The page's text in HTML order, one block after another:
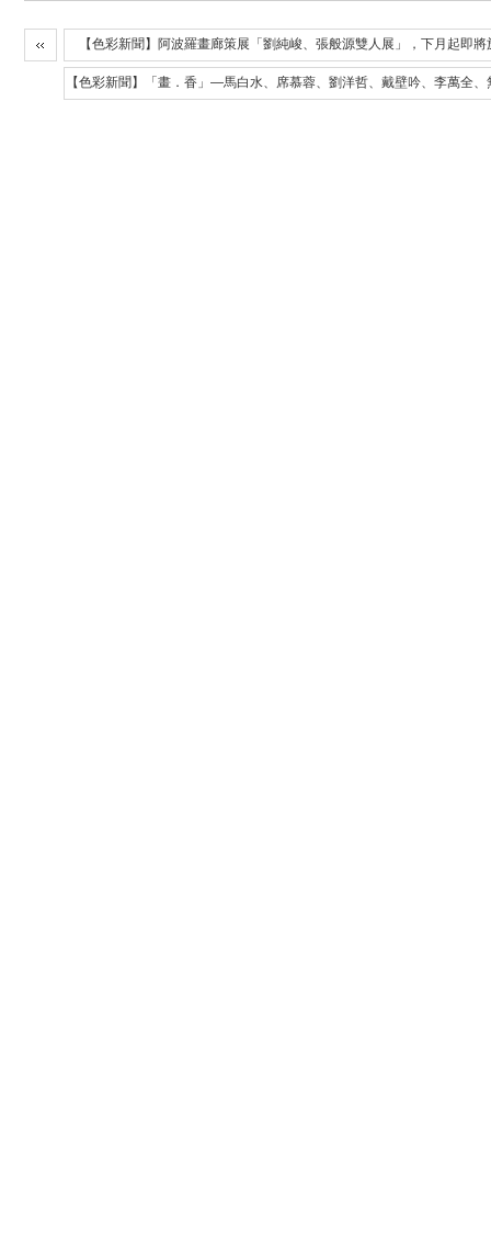
【色彩新聞】阿波羅畫廊策展「劉純峻、張般源雙人展」，下月起即
【色彩新聞】「畫．香」—馬白水、席慕蓉、劉洋哲、戴壁吟、李萬全